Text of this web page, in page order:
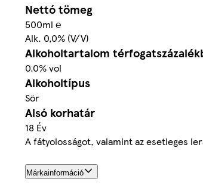
Nettó tömeg
500ml ℮
Alk. 0,0% (V/V)
Alkoholtartalom
0.0% vol
Alkoholtípus
Sör
Alsó korhatár
18 Év
A fátyolosságot, valamint az esetleges
Márkainformáció